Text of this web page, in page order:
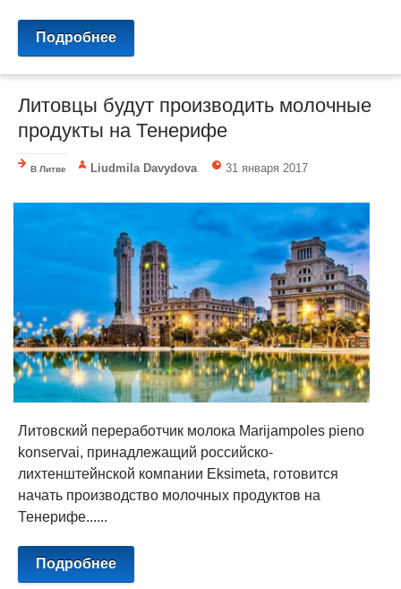
Подробнее
Литовцы будут производить молочные
продукты на Тенерифе
В Литве Liudmila Davydova 31 января 2017
Литовский переработчик молока Marijampoles pieno
konservai, принадлежащий российско-
лихтенштейнской компании Eksimeta, готовится
начать производство молочных продуктов на
Тенерифе......
Подробнее